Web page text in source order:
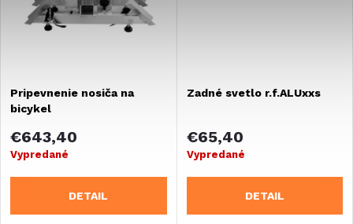
k
o
v
o
v
Pripevnenie nosiča na
bicykel
€643,40
Vypredané
DETAIL
Zadné svetlo r.f.ALUxxs
€65,40
Vypredané
DETAIL